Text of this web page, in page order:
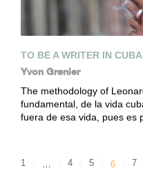
TO BE A WRITER IN CUBA
Yvon Grenier
The methodology of
fundamental, de la vida
fuera de esa vida, pues es
1 4 5 6 7